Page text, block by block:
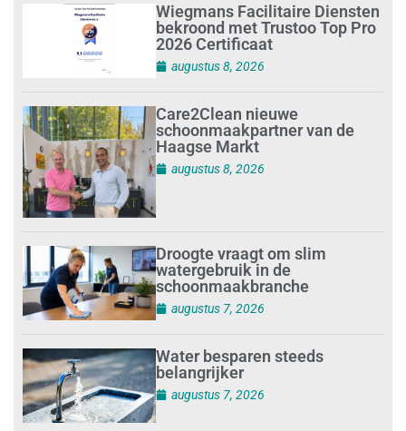
Wiegmans Facilitaire Diensten
bekroond met Trustoo Top Pro
2026 Certificaat
augustus 8, 2026
Care2Clean nieuwe
schoonmaakpartner van de
Haagse Markt
augustus 8, 2026
Droogte vraagt om slim
watergebruik in de
schoonmaakbranche
augustus 7, 2026
Water besparen steeds
belangrijker
augustus 7, 2026